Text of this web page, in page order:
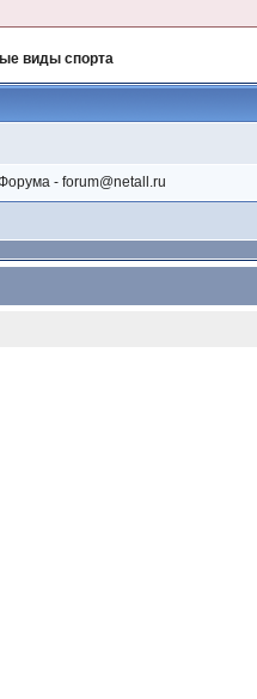
виды спорта
- forum@netall.ru